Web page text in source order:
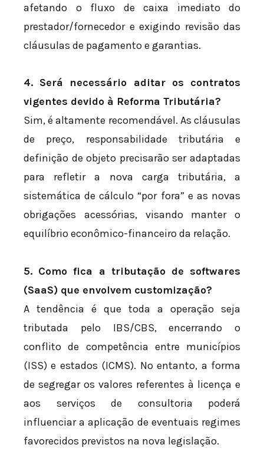
afetando o fluxo de caixa imediato do
prestador/fornecedor e exigindo revisão das
cláusulas de pagamento e garantias.
4. Será necessário aditar os contratos
vigentes devido à Reforma Tributária?
Sim, é altamente recomendável. As cláusulas
de preço, responsabilidade tributária e
definição de objeto precisarão ser adaptadas
para refletir a nova carga tributária, a
sistemática de cálculo “por fora” e as novas
obrigações acessórias, visando manter o
equilíbrio econômico-financeiro da relação.
5. Como fica a tributação de softwares
(SaaS) que envolvem customização?
A tendência é que toda a operação seja
tributada pelo IBS/CBS, encerrando o
conflito de competência entre municípios
(ISS) e estados (ICMS). No entanto, a forma
de segregar os valores referentes à licença e
aos serviços de consultoria poderá
influenciar a aplicação de eventuais regimes
favorecidos previstos na nova legislação.